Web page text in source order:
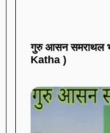
गुरु आसन समराथल
Katha )